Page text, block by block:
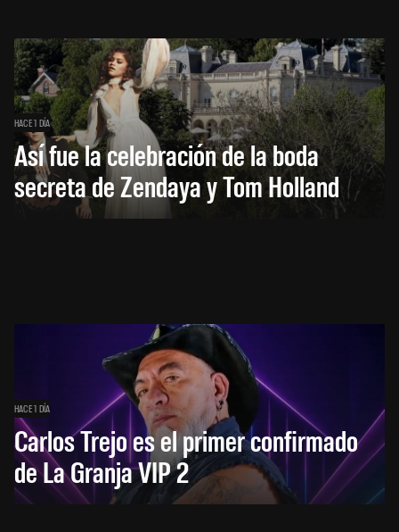
HACE 1 DÍA
Así fue la celebración de la boda
secreta de Zendaya y Tom Holland
HACE 1 DÍA
Carlos Trejo es el primer confirmado
de La Granja VIP 2